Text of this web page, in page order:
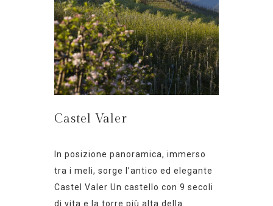
Castel Valer
In posizione panoramica, immerso
tra i meli, sorge l’antico ed elegante
Castel Valer Un castello con 9 secoli
di vita e la torre più alta della